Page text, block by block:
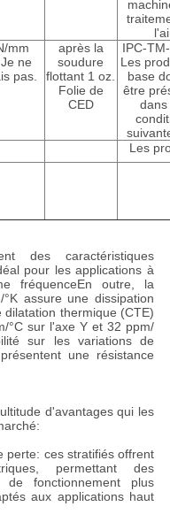
mm
ne
pas.
après la
soudure
flottant 1 oz.
Folie de
CED
IPC-
Les
base
être
Les
des caractéristiques
pour les applications à
fréquenceEn outre, la
assure une dissipation
thermique (CTE)
°C sur l'axe Y et 32 ppm/
sur les variations de
une résistance
d'avantages qui les
perte: ces stratifiés offrent
permettant des
fonctionnement plus
aux applications haut